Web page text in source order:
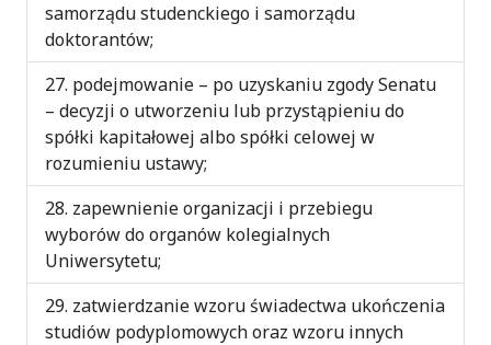
samorządu studenckiego i samorządu
doktorantów;
podejmowanie – po uzyskaniu zgody Senatu
– decyzji o utworzeniu lub przystąpieniu do
spółki kapitałowej albo spółki celowej w
rozumieniu ustawy;
zapewnienie organizacji i przebiegu
wyborów do organów kolegialnych
Uniwersytetu;
zatwierdzanie wzoru świadectwa ukończenia
studiów podyplomowych oraz wzoru innych